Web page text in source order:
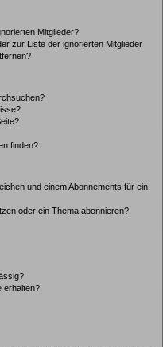
Mitglieder?
zur Liste der ignorierten Mitglieder
finden?
und einem Abonnements für ein
oder ein Thema abonnieren?
erhalten?